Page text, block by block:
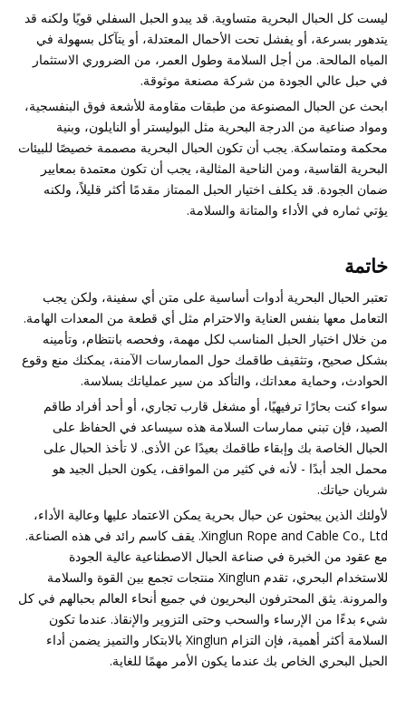
ليست كل الحبال البحرية متساوية. قد يبدو الحبل السفلي قويًا ولكنه قد
يتدهور بسرعة، أو يفشل تحت الأحمال المعتدلة، أو يتآكل بسهولة في
المياه المالحة. من أجل السلامة وطول العمر، من الضروري الاستثمار
في حبل عالي الجودة من شركة مصنعة موثوقة.
ابحث عن الحبال المصنوعة من طبقات مقاومة للأشعة فوق البنفسجية،
ومواد صناعية من الدرجة البحرية مثل البوليستر أو النايلون، وبنية
محكمة ومتماسكة. يجب أن تكون الحبال البحرية مصممة خصيصًا للبيئات
البحرية القاسية، ومن الناحية المثالية، يجب أن تكون معتمدة بمعايير
ضمان الجودة. قد يكلف اختيار الحبل الممتاز مقدمًا أكثر قليلاً، ولكنه
يؤتي ثماره في الأداء والمتانة والسلامة.
خاتمة
تعتبر الحبال البحرية أدوات أساسية على متن أي سفينة، ولكن يجب
التعامل معها بنفس العناية والاحترام مثل أي قطعة من المعدات الهامة.
من خلال اختيار الحبل المناسب لكل مهمة، وفحصه بانتظام، وتأمينه
بشكل صحيح، وتثقيف طاقمك حول الممارسات الآمنة، يمكنك منع وقوع
الحوادث، وحماية معداتك، والتأكد من سير عملياتك بسلاسة.
سواء كنت بحارًا ترفيهيًا، أو مشغل قارب تجاري، أو أحد أفراد طاقم
الصيد، فإن تبني ممارسات السلامة هذه سيساعد في الحفاظ على
الحبال الخاصة بك وإبقاء طاقمك بعيدًا عن الأذى. لا تأخذ الحبال على
محمل الجد أبدًا - لأنه في كثير من المواقف، يكون الحبل الجيد هو
شريان حياتك.
لأولئك الذين يبحثون عن حبال بحرية يمكن الاعتماد عليها وعالية الأداء،
Xinglun Rope and Cable Co., Ltd. يقف كاسم رائد في هذه الصناعة.
مع عقود من الخبرة في صناعة الحبال الاصطناعية عالية الجودة
للاستخدام البحري، تقدم Xinglun منتجات تجمع بين القوة والسلامة
والمرونة. يثق المحترفون البحريون في جميع أنحاء العالم بحبالهم في كل
شيء بدءًا من الإرساء والسحب وحتى التزوير والإنقاذ. عندما تكون
السلامة أكثر أهمية، فإن التزام Xinglun بالابتكار والتميز يضمن أداء
الحبل البحري الخاص بك عندما يكون الأمر مهمًا للغاية.